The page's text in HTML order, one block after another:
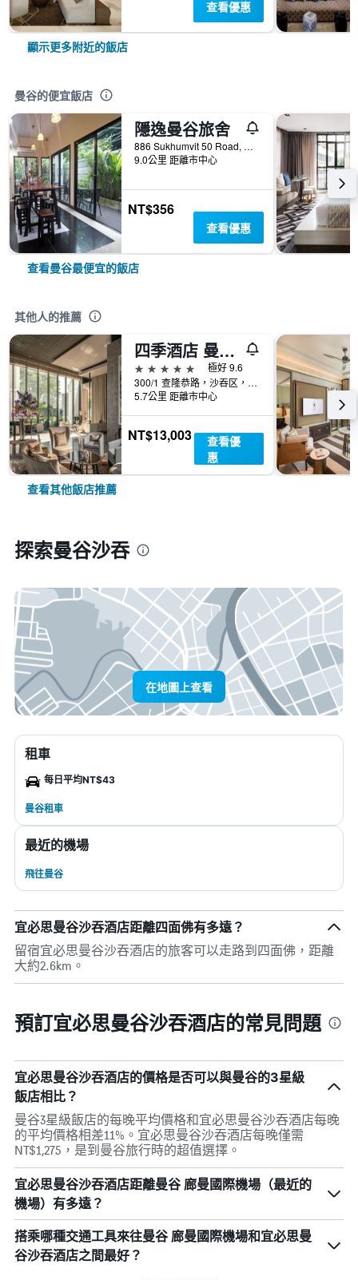
查看優惠
顯示更多附近的飯店
曼谷的便宜飯店
隱逸曼谷旅舍
886 Sukhumvit 50 Road, 曼谷, 泰國
9.0公里 距離市中心
NT$356
查看優惠
查看曼谷最便宜的飯店
其他人的推薦
四季酒店 曼谷湄南河四季酒店
5星級
極好 9.6
300/1 查隆恭路，沙吞区，曼谷, 曼谷, 泰國
5.7公里 距離市中心
NT$13,003
查看優
惠
查看其他飯店推薦
探索曼谷沙吞
在地圖上查看
租車
每日平均NT$43
曼谷租車
最近的機場
飛往曼谷
宜必思曼谷沙吞酒店距離四面佛有多遠？
留宿宜必思曼谷沙吞酒店的旅客可以走路到四面佛，距離
大約2.6km。
預訂宜必思曼谷沙吞酒店的常見問題
宜必思曼谷沙吞酒店的價格是否可以與曼谷的3星級
飯店相比？
曼谷3星級飯店的每晚平均價格和宜必思曼谷沙吞酒店每晚
的平均價格相差11%。宜必思曼谷沙吞酒店每晚僅需
NT$1,275，是到曼谷旅行時的超值選擇。
宜必思曼谷沙吞酒店距離曼谷 廊曼國際機場（最近的
機場）有多遠？
搭乘哪種交通工具來往曼谷 廊曼國際機場和宜必思曼
谷沙吞酒店之間最好？